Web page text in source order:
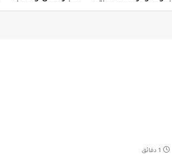
1 دقائق